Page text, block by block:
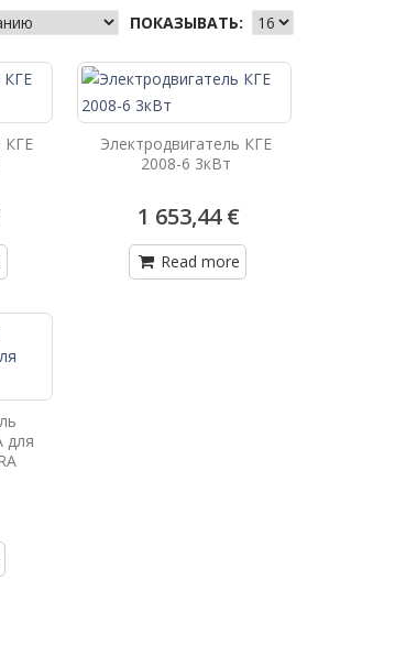
ПОКАЗЫВАТЬ:
КГЕ
Электродвигатель КГЕ
2008-6 3кВт
1 653,44 €
Read more
для